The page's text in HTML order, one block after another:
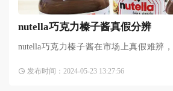
nutella巧克力榛子酱真假分辨
nutella巧克力榛子酱在市场上真假难辨
考）。1、真的打开盖子的时
发布时间：2024-05-23 13:27:56